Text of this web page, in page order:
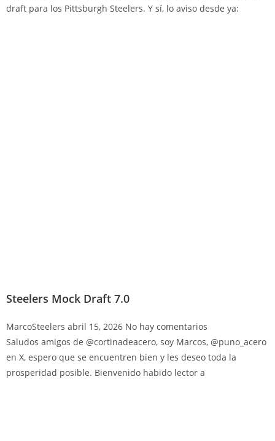
draft para los Pittsburgh Steelers. Y sí, lo aviso desde ya:
Steelers Mock Draft 7.0
MarcoSteelers abril 15, 2026 No hay comentarios
Saludos amigos de @cortinadeacero, soy Marcos, @puno_acero
en X, espero que se encuentren bien y les deseo toda la
prosperidad posible. Bienvenido habido lector a